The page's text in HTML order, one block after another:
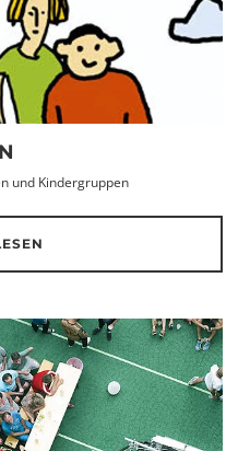
und Kindergruppen